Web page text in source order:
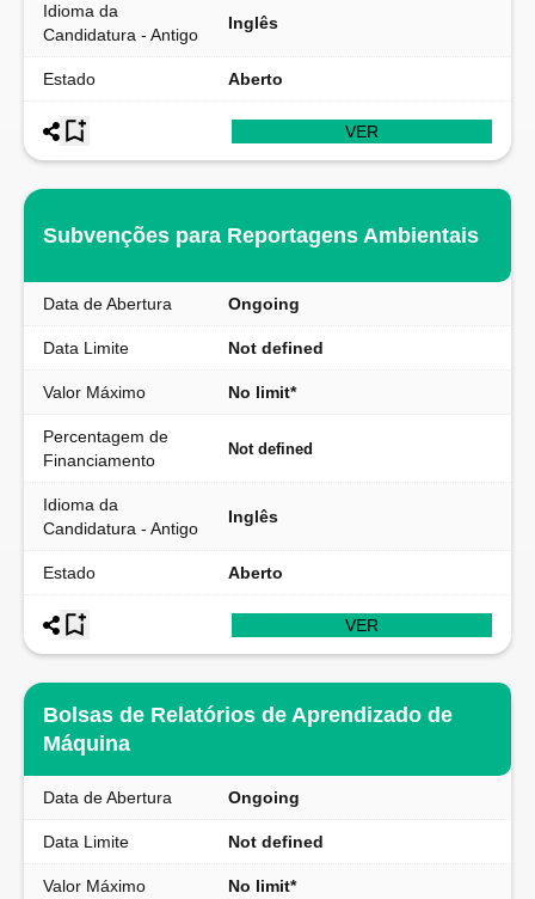
Idioma da
Candidatura - Antigo
Inglês
Estado Aberto
VER
Subvenções para Reportagens Ambientais
Data de Abertura Ongoing
Data Limite Not defined
Valor Máximo No limit*
Percentagem de
Financiamento
Not defined
Idioma da
Candidatura - Antigo
Inglês
Estado Aberto
VER
Bolsas de Relatórios de Aprendizado de
Máquina
Data de Abertura Ongoing
Data Limite Not defined
Valor Máximo No limit*